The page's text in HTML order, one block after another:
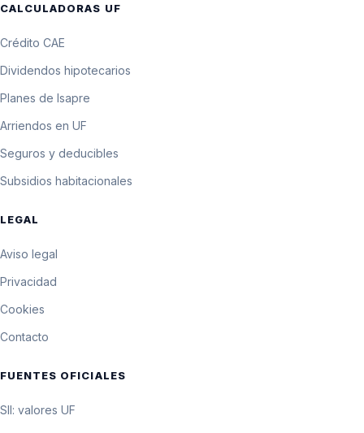
CALCULADORAS UF
Crédito CAE
Dividendos hipotecarios
Planes de Isapre
Arriendos en UF
Seguros y deducibles
Subsidios habitacionales
LEGAL
Aviso legal
Privacidad
Cookies
Contacto
FUENTES OFICIALES
SII: valores UF